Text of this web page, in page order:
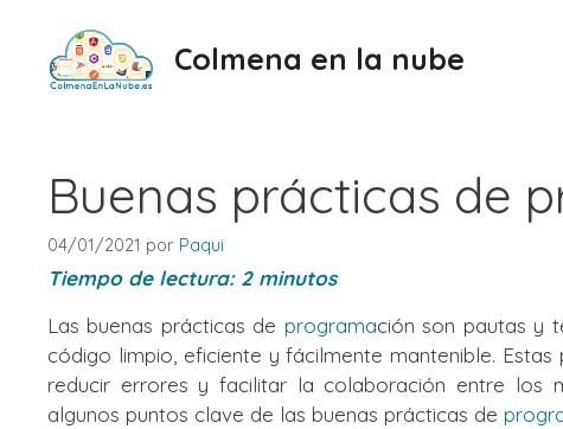
contenido
Colmena en la nube
Buenas prácticas de
04/01/2021 por Paqui
Tiempo de lectura: 2 minutos
Las buenas prácticas de programación son pautas y
código limpio, eficiente y fácilmente mantenible.
reducir errores y facilitar la colaboración entre los
algunos puntos clave de las buenas prácticas de